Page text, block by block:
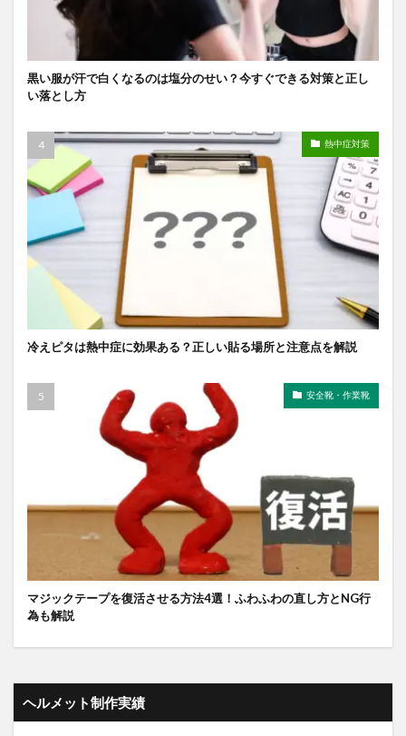
黒い服が汗で白くなるのは塩分のせい？今すぐできる対策と正し
い落とし方
熱中症対策
冷えピタは熱中症に効果ある？正しい貼る場所と注意点を解説
安全靴・作業靴
マジックテープを復活させる方法4選！ふわふわの直し方とNG行
為も解説
ヘルメット制作実績